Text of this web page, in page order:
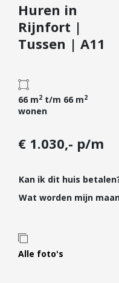
Kopen
Verkopen
Huren
Taxeren
Verzekeren
Projectontwikkelaars
Hypotheken
Hypotheek oversluiten
Hypotheek verhogen
Huren in
Rijnfort |
Tussen | A11
66 m2 t/m 66 m2
wonen
€ 1.030,- p/m
Kan ik dit huis
Wat worden mijn
Alle foto's